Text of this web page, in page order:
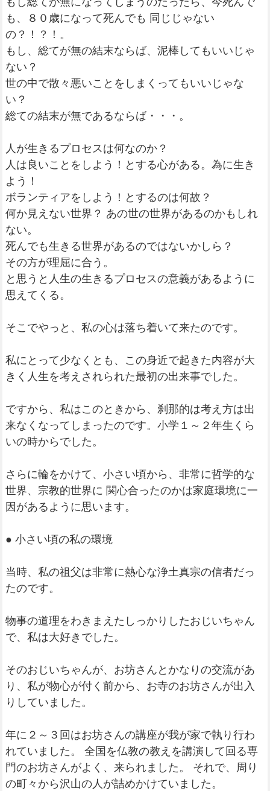
も、８０歳になって死んでも 同じじゃない
の？！？！。
もし、総てが無の結末ならば、泥棒してもいいじゃ
ない？
世の中で散々悪いことをしまくってもいいじゃな
い？
総ての結末が無であるならば・・・。
人が生きるプロセスは何なのか？
人は良いことをしよう！とする心がある。為に生き
よう！
ボランティアをしよう！とするのは何故？
何か見えない世界？ あの世の世界があるのかもしれ
ない。
死んでも生きる世界があるのではないかしら？
その方が理屈に合う。
と思うと人生の生きるプロセスの意義があるように
思えてくる。
そこでやっと、私の心は落ち着いて来たのです。
私にとって少なくとも、この身近で起きた内容が大
きく人生を考えされられた最初の出来事でした。
ですから、私はこのときから、刹那的は考え方は出
来なくなってしまったのです。小学１～２年生くら
いの時からでした。
さらに輪をかけて、小さい頃から、非常に哲学的な
世界、宗教的世界に 関心合ったのかは家庭環境に一
因があるように思います。
● 小さい頃の私の環境
当時、私の祖父は非常に熱心な浄土真宗の信者だっ
たのです。
物事の道理をわきまえたしっかりしたおじいちゃん
で、私は大好きでした。
そのおじいちゃんが、お坊さんとかなりの交流があ
り、私が物心が付く前から、お寺のお坊さんが出入
りしていました。
年に２～３回はお坊さんの講座が我が家で執り行わ
れていました。 全国を仏教の教えを講演して回る専
門のお坊さんがよく、来られました。 それで、周り
の町々から沢山の人が詰めかけていました。